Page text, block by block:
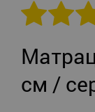
см /